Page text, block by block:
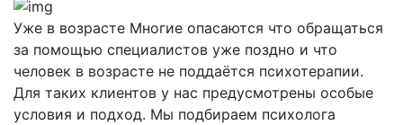
Уже в возрасте Многие опасаются что обращаться
за помощью специалистов уже поздно и что
человек в возрасте не поддаётся психотерапии.
Для таких клиентов у нас предусмотрены особые
условия и подход. Мы подбираем психолога